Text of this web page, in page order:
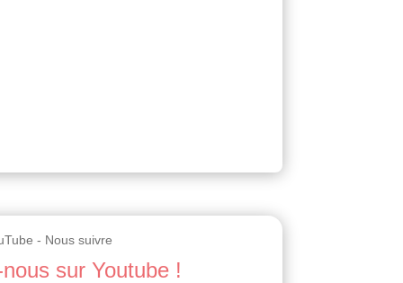
sur Youtube !